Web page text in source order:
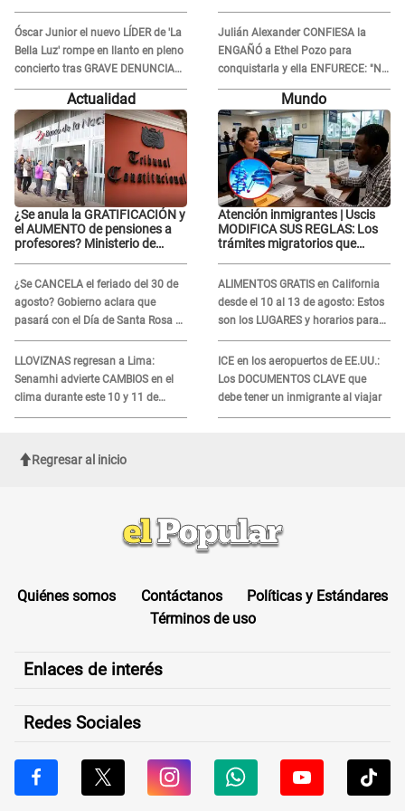
tras nueva DENUNCIA: “Le molesta
verme regia...”
Óscar Junior el nuevo LÍDER de 'La
Bella Luz' rompe en llanto en pleno
concierto tras GRAVE DENUNCIA
de Naldy Saldaña: “Prometo no
defraudarlos”
de Naldy Saldaña: “Prometo no
defraudarlos”
Julián Alexander CONFIESA la
ENGAÑÓ a Ethel Pozo para
conquistarla y ella ENFURECE: "No
te lo voy a perdonar nunca"
Actualidad
¿Se anula la GRATIFICACIÓN y
el AUMENTO de pensiones a
profesores? Ministerio de
¿Se CANCELA el feriado del 30 de
agosto? Gobierno aclara que
pasará con el Día de Santa Rosa de
Lima
LLOVIZNAS regresan a Lima:
Senamhi advierte CAMBIOS en el
clima durante este 10 y 11 de
agosto
Mundo
Atención inmigrantes | Uscis
MODIFICA SUS REGLAS: Los
trámites migratorios que
ALIMENTOS GRATIS en California
desde el 10 al 13 de agosto: Estos
son los LUGARES y horarios para
recibir la ayuda
ICE en los aeropuertos de EE.UU.:
Los DOCUMENTOS CLAVE que
debe tener un inmigrante al viajar
Regresar al inicio
Quiénes somos Contáctanos
Políticas y Estándares
Términos de uso
Enlaces de interés
Redes Sociales